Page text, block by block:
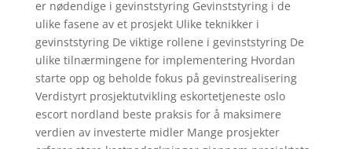
er nødendige i gevinststyring Gevinststyring i de
ulike fasene av et prosjekt Ulike teknikker i
gevinststyring De viktige rollene i gevinststyring De
ulike tilnærmingene for implementering Hvordan
starte opp og beholde fokus på gevinstrealisering
Verdistyrt prosjektutvikling eskortetjeneste oslo
escort nordland beste praksis for å maksimere
verdien av investerte midler Mange prosjekter